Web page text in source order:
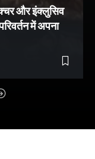
और इंक्लुसिव
में अपना